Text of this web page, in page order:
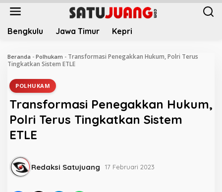
L
Bengkulu Jawa Timur Kepri
Beranda - Polhukam - Transformasi Penegakkan Hukum, Polri Terus
Tingkatkan Sistem ETLE
POLHUKAM
Transformasi Penegakkan Hukum,
Polri Terus Tingkatkan Sistem
ETLE
Redaksi Satujuang 17 Februari 2023